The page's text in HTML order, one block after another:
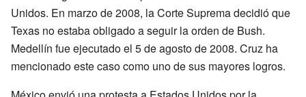
Unidos. En marzo de 2008, la Corte Suprema decidió que
Texas no estaba obligado a seguir la orden de Bush.
Medellín fue ejecutado el 5 de agosto de 2008. Cruz ha
mencionado este caso como uno de sus mayores logros.